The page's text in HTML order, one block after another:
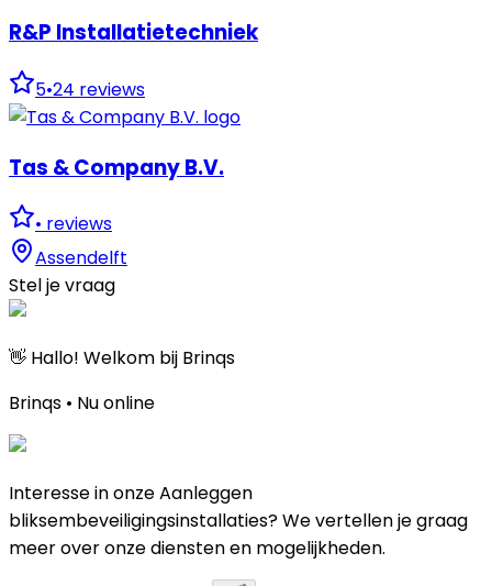
R&P Installatietechniek
5•24 reviews
Tas & Company B.V.
• reviews
Assendelft
Stel je vraag
👋 Hallo! Welkom bij Brinqs
Brinqs • Nu online
Interesse in onze Aanleggen
bliksembeveiligingsinstallaties? We vertellen je graag
meer over onze diensten en mogelijkheden.